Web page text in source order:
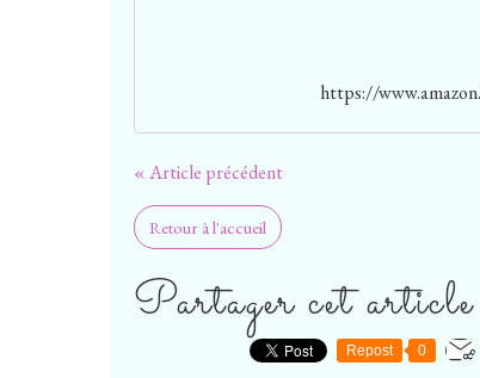
https://
« Article précédent
Retour à l'accueil
Partager cet article
Repost 0